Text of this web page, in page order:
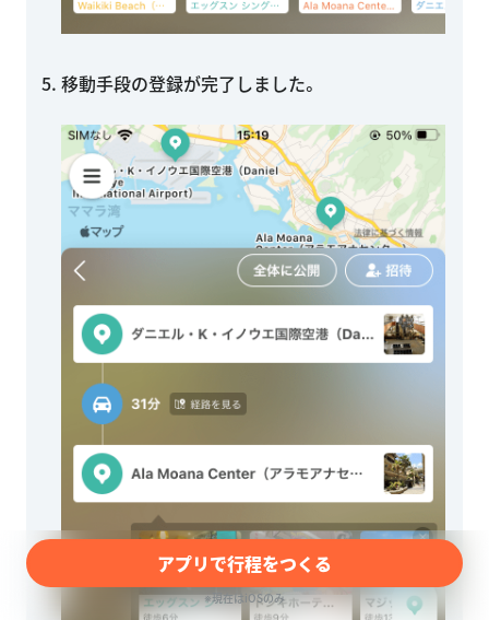
移動手段の登録が完了しました。
アプリで行程をつくる
※現在はiOSのみ